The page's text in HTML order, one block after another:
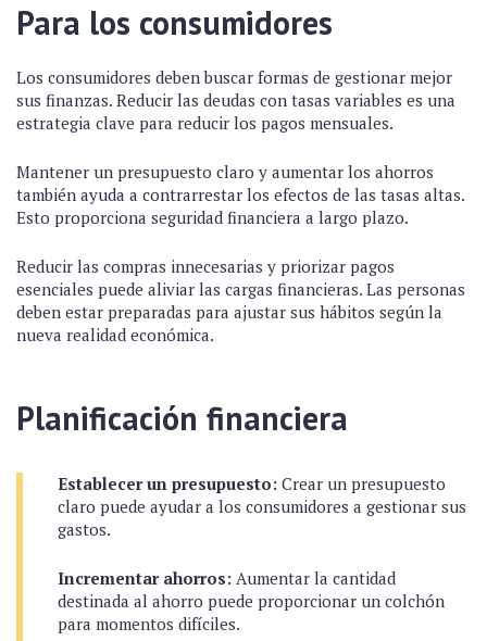
Para los consumidores
Los consumidores deben buscar formas de gestionar mejor
sus finanzas. Reducir las deudas con tasas variables es una
estrategia clave para reducir los pagos mensuales.
Mantener un presupuesto claro y aumentar los ahorros
también ayuda a contrarrestar los efectos de las tasas altas.
Esto proporciona seguridad financiera a largo plazo.
Reducir las compras innecesarias y priorizar pagos
esenciales puede aliviar las cargas financieras. Las personas
deben estar preparadas para ajustar sus hábitos según la
nueva realidad económica.
Planificación financiera
Establecer un presupuesto: Crear un presupuesto
claro puede ayudar a los consumidores a gestionar sus
gastos.
Incrementar ahorros: Aumentar la cantidad
destinada al ahorro puede proporcionar un colchón
para momentos difíciles.